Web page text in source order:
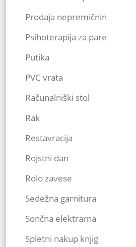
Prodaja nepremičnin
Psihoterapija za pare
Putika
PVC vrata
Računalniški stol
Rak
Restavracija
Rojstni dan
Rolo zavese
Sedežna garnitura
Sončna elektrarna
Spletni nakup knjig